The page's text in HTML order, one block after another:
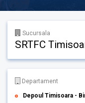
Sucursala
SRTFC
Departament
Depoul Timisoara -